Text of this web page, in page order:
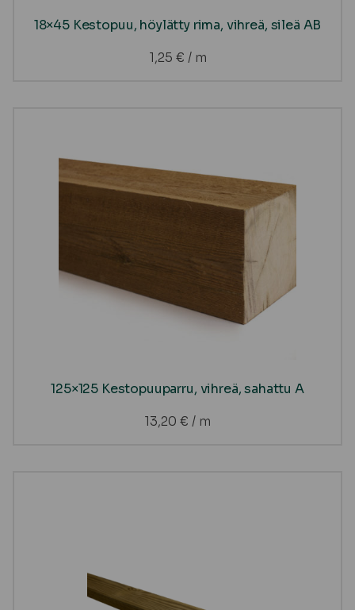
18×45 Kestopuu, höylätty rima, vihreä, sileä AB
1,25 € / m
125×125 Kestopuuparru, vihreä, sahattu A
13,20 € / m